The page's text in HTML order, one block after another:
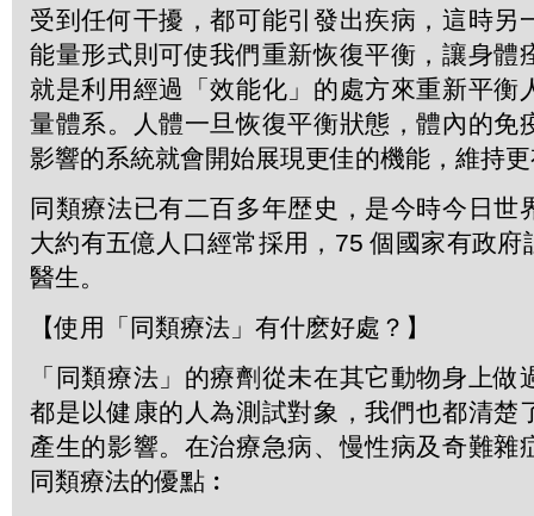
受到任何干擾，都可能引發出疾病，這時另
能量形式則可使我們重新恢復平衡，讓身體
就是利用經過「效能化」的處方來重新平衡
量體系。人體一旦恢復平衡狀態，體內的免
影響的系統就會開始展現更佳的機能，維持
同類療法已有二百多年歴史，是今時今日世
大約有五億人口經常採用，75 個國家有政府
醫生。
【使用「同類療法」有什麽好處？】
「同類療法」的療劑從未在其它動物身上做
都是以健康的人為測試對象，我們也都清楚
產生的影響。在治療急病、慢性病及奇難雜
同類療法的優點︰